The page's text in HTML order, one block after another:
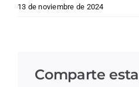
13 de noviembre de 2024
Comparte